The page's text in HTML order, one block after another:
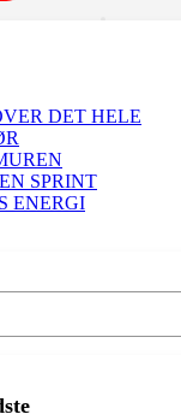
DET HELE
SPRINT
ENERGI